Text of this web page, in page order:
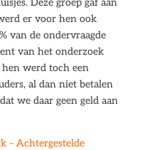
Deze groep gaf aan
er voor hen ook
van de ondervraagde
van het onderzoek
werd toch een
al dan niet betalen
we daar geen geld aan
– Achtergestelde